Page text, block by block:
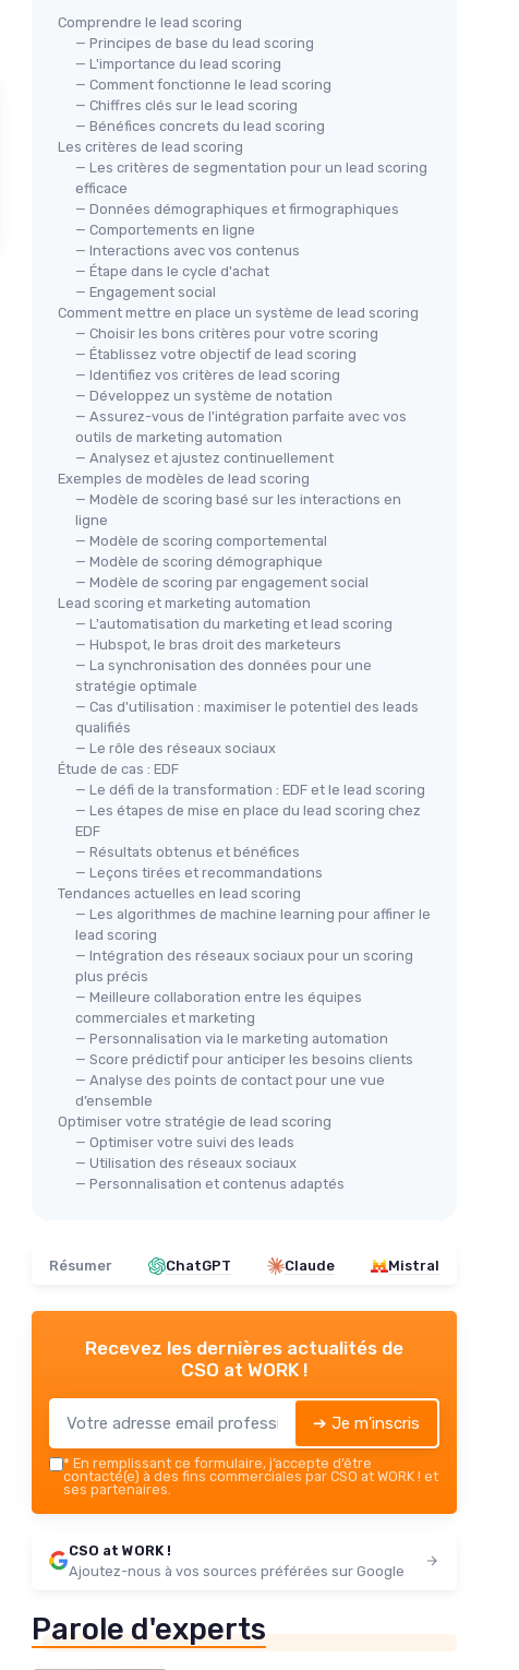
Comprendre le lead scoring
— Principes de base du lead scoring
— L'importance du lead scoring
— Comment fonctionne le lead scoring
— Chiffres clés sur le lead scoring
— Bénéfices concrets du lead scoring
Les critères de lead scoring
— Les critères de segmentation pour un lead scoring
efficace
— Données démographiques et firmographiques
— Comportements en ligne
— Interactions avec vos contenus
— Étape dans le cycle d'achat
— Engagement social
Comment mettre en place un système de lead scoring
— Choisir les bons critères pour votre scoring
— Établissez votre objectif de lead scoring
— Identifiez vos critères de lead scoring
— Développez un système de notation
— Assurez-vous de l'intégration parfaite avec vos
outils de marketing automation
— Analysez et ajustez continuellement
Exemples de modèles de lead scoring
— Modèle de scoring basé sur les interactions en
ligne
— Modèle de scoring comportemental
— Modèle de scoring démographique
— Modèle de scoring par engagement social
Lead scoring et marketing automation
— L'automatisation du marketing et lead scoring
— Hubspot, le bras droit des marketeurs
— La synchronisation des données pour une
stratégie optimale
— Cas d'utilisation : maximiser le potentiel des leads
qualifiés
— Le rôle des réseaux sociaux
Étude de cas : EDF
— Le défi de la transformation : EDF et le lead scoring
— Les étapes de mise en place du lead scoring chez
EDF
— Résultats obtenus et bénéfices
— Leçons tirées et recommandations
Tendances actuelles en lead scoring
— Les algorithmes de machine learning pour affiner le
lead scoring
— Intégration des réseaux sociaux pour un scoring
plus précis
— Meilleure collaboration entre les équipes
commerciales et marketing
— Personnalisation via le marketing automation
— Score prédictif pour anticiper les besoins clients
— Analyse des points de contact pour une vue
d’ensemble
Optimiser votre stratégie de lead scoring
— Optimiser votre suivi des leads
— Utilisation des réseaux sociaux
— Personnalisation et contenus adaptés
Résumer ChatGPT Claude Mistral
Recevez les dernières actualités de
CSO at WORK !
➔ Je m'inscris
* En remplissant ce formulaire, j’accepte d’être
contacté(e) à des fins commerciales par CSO at WORK ! et
ses partenaires.
CSO at WORK !
Ajoutez-nous à vos sources préférées sur Google
Parole d'experts